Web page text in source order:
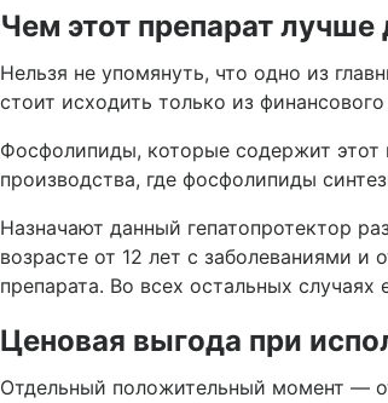
Чем этот препарат лучше
Нельзя не упомянуть, что одно из
стоит исходить только из
Фосфолипиды, которые содержит этот
производства, где фосфолипиды
Назначают данный гепатопротектор
возрасте от 12 лет с заболеваниями
препарата. Во всех остальных
Ценовая выгода при
Отдельный положительный момент —